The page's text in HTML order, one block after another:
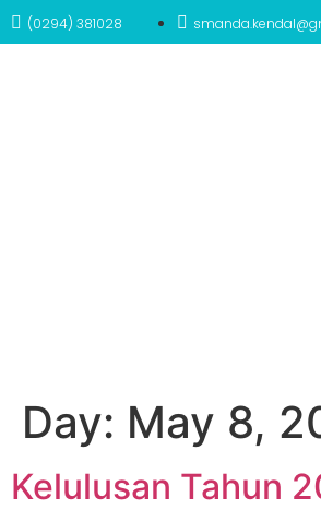
(0294) 381028
Day: May 8,
Kelulusan Tahun